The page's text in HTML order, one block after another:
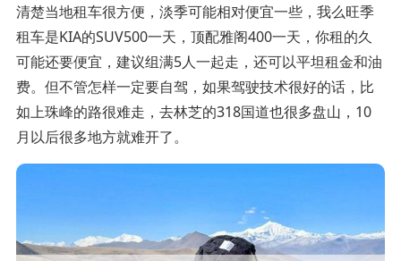
清楚当地租车很方便，淡季可能相对便宜一些，我么旺季
租车是KIA的SUV500一天，顶配雅阁400一天，你租的久
可能还要便宜，建议组满5人一起走，还可以平坦租金和油
费。但不管怎样一定要自驾，如果驾驶技术很好的话，比
如上珠峰的路很难走，去林芝的318国道也很多盘山，10
月以后很多地方就难开了。